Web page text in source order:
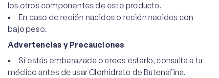
los otros componentes de este producto.
En caso de recién nacidos o recién nacidos con
bajo peso.
Advertencias y Precauciones
Si estás embarazada o crees estarlo, consulta a tu
médico antes de usar Clorhidrato de Butenafina.